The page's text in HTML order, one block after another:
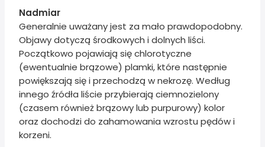
Nadmiar
Generalnie uważany jest za mało prawdopodobny.
Objawy dotyczą środkowych i dolnych liści.
Początkowo pojawiają się chlorotyczne
(ewentualnie brązowe) plamki, które następnie
powiększają się i przechodzą w nekrozę. Według
innego źródła liście przybierają ciemnozielony
(czasem również brązowy lub purpurowy) kolor
oraz dochodzi do zahamowania wzrostu pędów i
korzeni.